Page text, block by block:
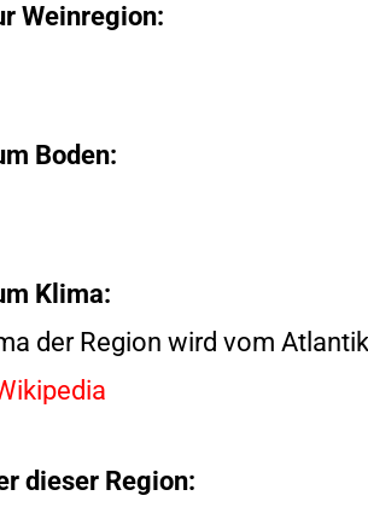
Weinregion:
Boden:
Klima:
der Region wird vom
dieser Region: